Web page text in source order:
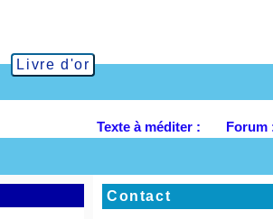
Livre d'or
Texte à méditer : Forum
Contact